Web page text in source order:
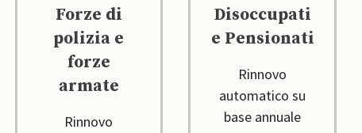
Forze di
polizia e
forze
armate
Rinnovo
Disoccupati
e Pensionati
Rinnovo
automatico su
base annuale